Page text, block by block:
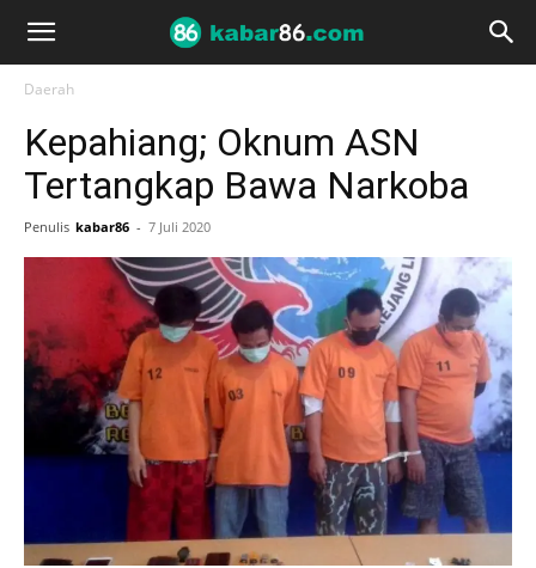
Daerah
Kepahiang; Oknum ASN
Tertangkap Bawa Narkoba
Penulis kabar86 - 7 Juli 2020